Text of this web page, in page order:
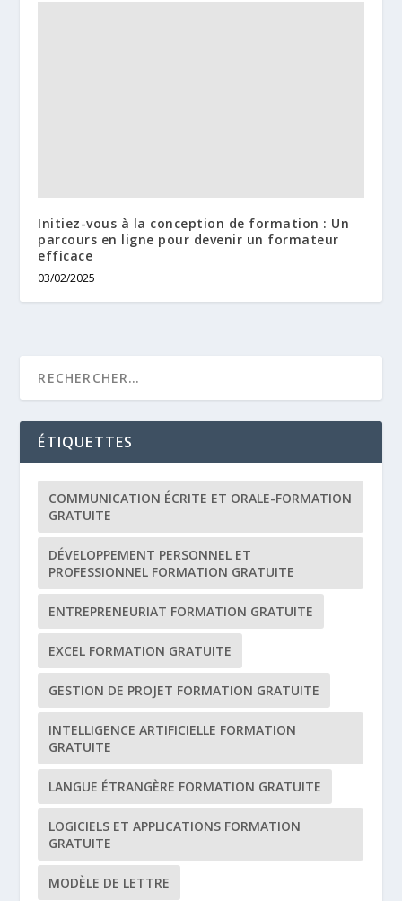
Initiez-vous à la conception de formation : Un
parcours en ligne pour devenir un formateur
efficace
03/02/2025
ÉTIQUETTES
COMMUNICATION ÉCRITE ET ORALE-FORMATION
GRATUITE
DÉVELOPPEMENT PERSONNEL ET
PROFESSIONNEL FORMATION GRATUITE
ENTREPRENEURIAT FORMATION GRATUITE
EXCEL FORMATION GRATUITE
GESTION DE PROJET FORMATION GRATUITE
INTELLIGENCE ARTIFICIELLE FORMATION
GRATUITE
LANGUE ÉTRANGÈRE FORMATION GRATUITE
LOGICIELS ET APPLICATIONS FORMATION
GRATUITE
MODÈLE DE LETTRE